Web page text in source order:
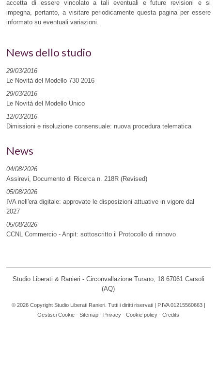
accetta di essere vincolato a tali eventuali e future revisioni e si
impegna, pertanto, a visitare periodicamente questa pagina per essere
informato su eventuali variazioni.
News dello studio
29/03/2016
Le Novità del Modello 730 2016
29/03/2016
Le Novità del Modello Unico
12/03/2016
Dimissioni e risoluzione consensuale: nuova procedura telematica
News
04/08/2026
Assirevi, Documento di Ricerca n. 218R (Revised)
05/08/2026
IVA nell'era digitale: approvate le disposizioni attuative in vigore dal
2027
05/08/2026
CCNL Commercio - Anpit: sottoscritto il Protocollo di rinnovo
Studio Liberati & Ranieri - Circonvallazione Turano, 18 67061 Carsoli
(AQ)
© 2026 Copyright Studio Liberati Ranieri. Tutti i diritti riservati | P.IVA 01215560663 |
Gestisci Cookie -Sitemap - Privacy -Cookie policy -Credits